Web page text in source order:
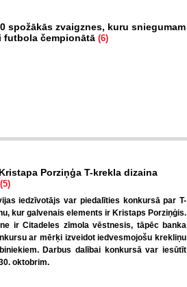
spožākās zvaigznes, kuru sniegumam
futbola čempionātā (6)
Porziņģa T-krekla dizaina
(5)
iedzīvotājs var piedalīties konkursā par T-
kur galvenais elements ir Kristaps Porziņģis.
ir Citadeles zīmola vēstnesis, tāpēc banka
ar mērķi izveidot iedvesmojošu krekliņu
Darbus dalībai konkursā var iesūtīt
oktobrim.